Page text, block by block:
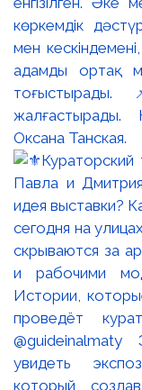
көркемдік
мен
адамды ортақ
Оксана Танская.